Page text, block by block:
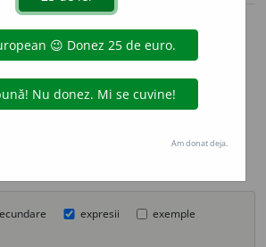
definiții sunt compilate de
dexonline. Definițiile
se află pe filadefiniții.
reordona filele pe pagina de
expresii
exemple
Am donat deja.